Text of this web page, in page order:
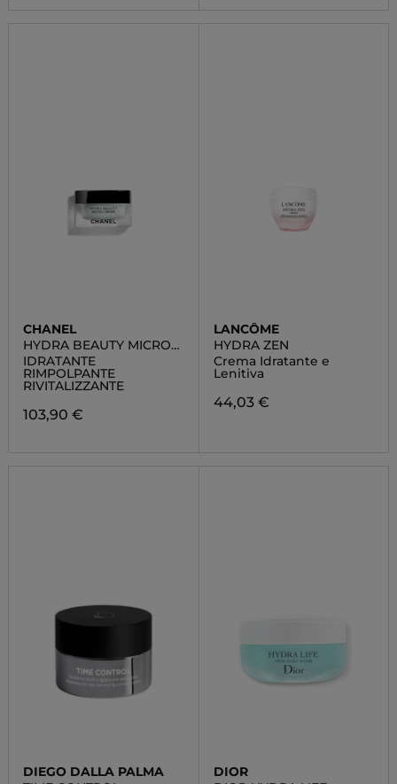
CHANEL
HYDRA BEAUTY MICRO
CRÈME
IDRATANTE
RIMPOLPANTE
RIVITALIZZANTE
103,90 €
LANCÔME
HYDRA ZEN
Crema Idratante e
Lenitiva
44,03 €
DIEGO DALLA PALMA
DIOR